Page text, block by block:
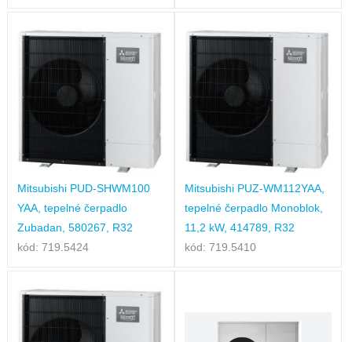
Mitsubishi PUD-SHWM100
YAA, tepelné čerpadlo
Zubadan, 580267, R32
kód: 719.5424
Mitsubishi PUZ-WM112YAA,
tepelné čerpadlo Monoblok,
11,2 kW, 414789, R32
kód: 719.5410